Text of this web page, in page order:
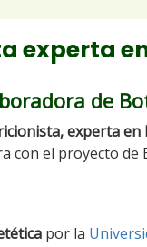
experta
de
experta
con el proyecto de
por la